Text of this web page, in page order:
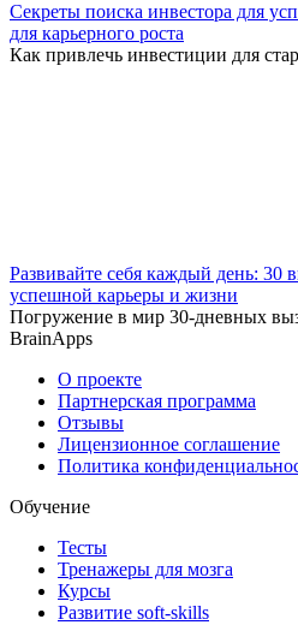
Секреты поиска инвестора для
для карьерного роста
Как привлечь инвестиции для
Развивайте себя каждый день: 30
успешной карьеры и жизни
Погружение в мир 30-дневных
BrainApps
О проекте
Партнерская программа
Отзывы
Лицензионное соглашение
Политика
Обучение
Тесты
Тренажеры для мозга
Курсы
Развитие soft-skills